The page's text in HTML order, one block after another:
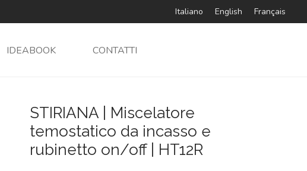
Italiano English Français
IDEABOOK CONTATTI
STIRIANA | Miscelatore
temostatico da incasso e
rubinetto on/off | HT12R